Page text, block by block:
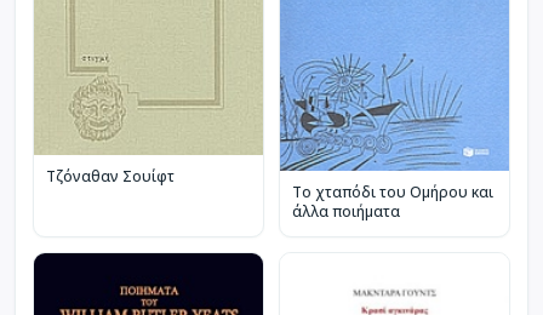
Τζόναθαν Σουίφτ
Το χταπόδι του Ομήρου και
άλλα ποιήματα